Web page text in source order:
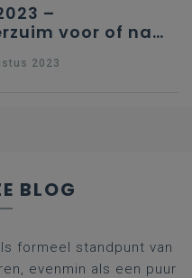
–
voor of na
2023
BLOG
formeel standpunt van
evenmin als een puur